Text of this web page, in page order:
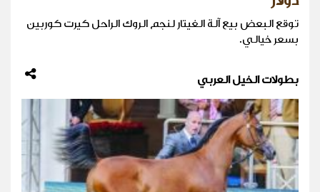
توقع البعض بيع آلة الغيتار لنجم الروك الراحل كيرت كوربين
بسعر خيالي.
بطولات الخيل العربي